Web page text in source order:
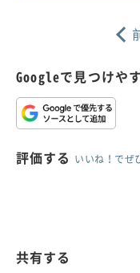
Googleで見つけや
評価する いいね！でぜ
共有する